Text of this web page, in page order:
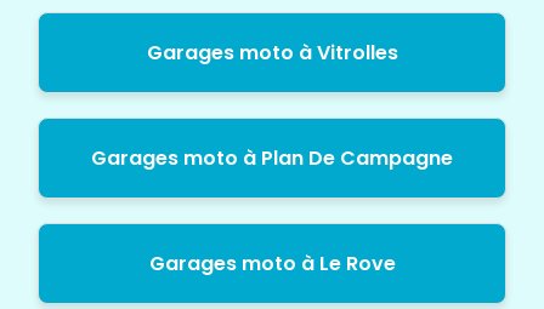
Garages moto à Vitrolles
Garages moto à Plan De Campagne
Garages moto à Le Rove